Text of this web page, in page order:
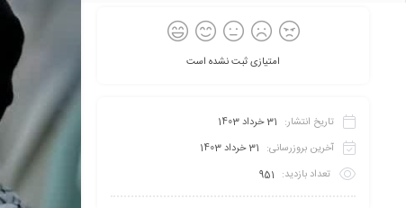
امتیازی ثبت نشده است
تاریخ انتشار: 31 خرداد 1403
آخرین بروزرسانی: 31 خرداد 1403
تعداد بازدید: 951